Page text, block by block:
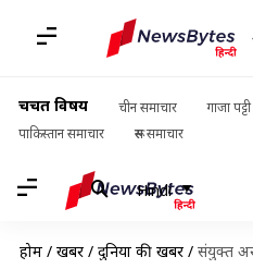
चर्चित विषय चीन समाचार गाजा पट्टी
पाकिस्तान समाचार
रूस समाचार
Hindi
होम / खबरें / दुनिया की खबरें / संयुक्त